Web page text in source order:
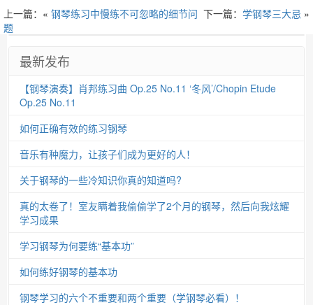
下一篇： 学钢琴三大忌 »
上一篇：« 钢琴练习中慢练不可忽略的细节问
题
最新发布
【钢琴演奏】肖邦练习曲 Op.25 No.11 ‘冬风’/Chopin Etude
Op.25 No.11
如何正确有效的练习钢琴
音乐有种魔力，让孩子们成为更好的人！
关于钢琴的一些冷知识你真的知道吗?
真的太卷了！室友瞒着我偷偷学了2个月的钢琴，然后向我炫耀
学习成果
学习钢琴为何要练“基本功”
如何练好钢琴的基本功
钢琴学习的六个不重要和两个重要（学钢琴必看）！